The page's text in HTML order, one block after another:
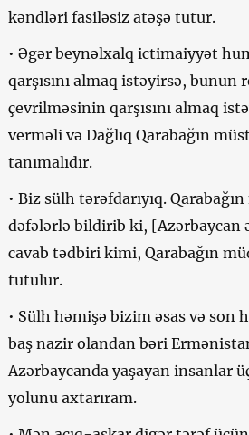
kəndləri fasiləsiz atəşə tutur.
• Əgər beynəlxalq ictimaiyyət
qarşısını almaq istəyirsə, bunun
çevrilməsinin qarşısını almaq
verməli və Dağlıq Qarabağın
tanımalıdır.
• Biz sülh tərəfdarıyıq.
dəfələrlə bildirib ki, [Azərbaycan
cavab tədbiri kimi, Qarabağın
tutulur.
• Sülh həmişə bizim əsas və son
baş nazir olandan bəri
Azərbaycanda yaşayan insanlar
yolunu axtarıram.